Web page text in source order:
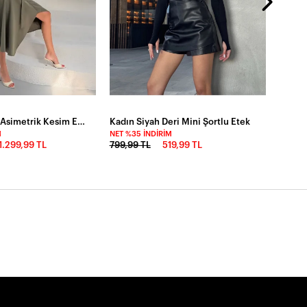
Bondit Kumaş Asimetrik Kesim Etek Haki
TL
Kadın Siyah Deri Mini Şortlu Etek
NET %35 İNDIRIM
799,99 TL 519,99 TL